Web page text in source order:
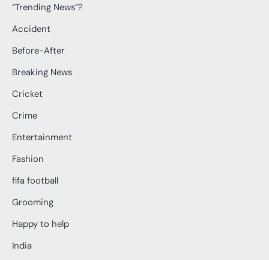
“Trending News”?
Accident
Before-After
Breaking News
Cricket
Crime
Entertainment
Fashion
fifa football
Grooming
Happy to help
India